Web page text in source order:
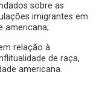
sobre as
imigrantes em
americana;
relação à
de raça,
americana.